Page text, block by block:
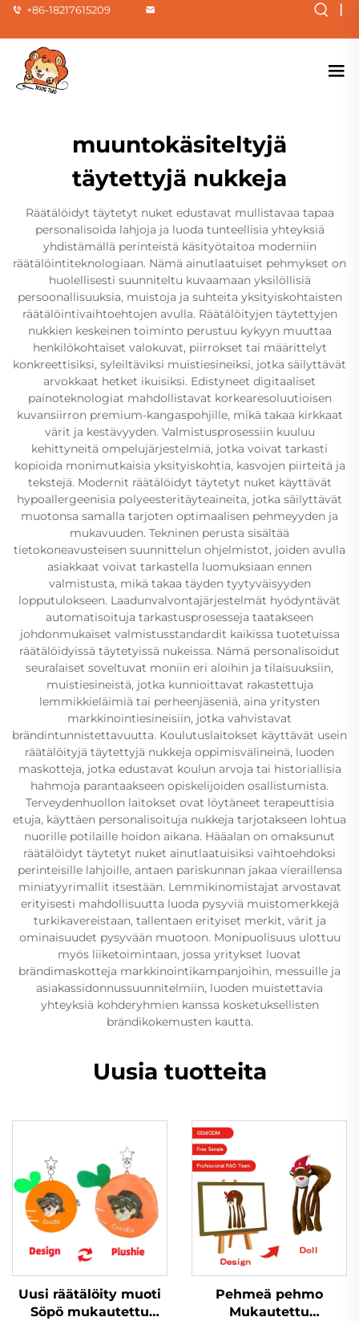
+86-18217615209 |
muuntokäsiteltyjä
täytettyjä nukkeja
Räätälöidyt täytetyt nuket edustavat mullistavaa tapaa
personalisoida lahjoja ja luoda tunteellisia yhteyksiä
yhdistämällä perinteistä käsityötaitoa moderniin
räätälöintiteknologiaan. Nämä ainutlaatuiset pehmykset on
huolellisesti suunniteltu kuvaamaan yksilöllisiä
persoonallisuuksia, muistoja ja suhteita yksityiskohtaisten
räätälöintivaihtoehtojen avulla. Räätälöityjen täytettyjen
nukkien keskeinen toiminto perustuu kykyyn muuttaa
henkilökohtaiset valokuvat, piirrokset tai määrittelyt
konkreettisiksi, syleiltäviksi muistiesineiksi, jotka säilyttävät
arvokkaat hetket ikuisiksi. Edistyneet digitaaliset
painoteknologiat mahdollistavat korkearesoluutioisen
kuvansiirron premium-kangaspohjille, mikä takaa kirkkaat
värit ja kestävyyden. Valmistusprosessiin kuuluu
kehittyneitä ompelujärjestelmiä, jotka voivat tarkasti
kopioida monimutkaisia yksityiskohtia, kasvojen piirteitä ja
tekstejä. Modernit räätälöidyt täytetyt nuket käyttävät
hypoallergeenisia polyeesteritäyteaineita, jotka säilyttävät
muotonsa samalla tarjoten optimaalisen pehmeyyden ja
mukavuuden. Tekninen perusta sisältää
tietokoneavusteisen suunnittelun ohjelmistot, joiden avulla
asiakkaat voivat tarkastella luomuksiaan ennen
valmistusta, mikä takaa täyden tyytyväisyyden
lopputulokseen. Laadunvalvontajärjestelmät hyödyntävät
automatisoituja tarkastusprosesseja taatakseen
johdonmukaiset valmistusstandardit kaikissa tuotetuissa
räätälöidyissä täytetyissä nukeissa. Nämä personalisoidut
seuralaiset soveltuvat moniin eri aloihin ja tilaisuuksiin,
muistiesineistä, jotka kunnioittavat rakastettuja
lemmikkieläimiä tai perheenjäseniä, aina yritysten
markkinointiesineisiin, jotka vahvistavat
brändintunnistettavuutta. Koulutuslaitokset käyttävät usein
räätälöityjä täytettyjä nukkeja oppimisvälineinä, luoden
maskotteja, jotka edustavat koulun arvoja tai historiallisia
hahmoja parantaakseen opiskelijoiden osallistumista.
Terveydenhuollon laitokset ovat löytäneet terapeuttisia
etuja, käyttäen personalisoituja nukkeja tarjotakseen lohtua
nuorille potilaille hoidon aikana. Hääalan on omaksunut
räätälöidyt täytetyt nuket ainutlaatuisiksi vaihtoehdoksi
perinteisille lahjoille, antaen pariskunnan jakaa vieraillensa
miniatyyrimallit itsestään. Lemmikinomistajat arvostavat
erityisesti mahdollisuutta luoda pysyviä muistomerkkejä
turkikavereistaan, tallentaen erityiset merkit, värit ja
ominaisuudet pysyvään muotoon. Monipuolisuus ulottuu
myös liiketoimintaan, jossa yritykset luovat
brändimaskotteja markkinointikampanjoihin, messuille ja
asiakassidonnussuunnitelmiin, luoden muistettavia
yhteyksiä kohderyhmien kanssa kosketuksellisten
brändikokemusten kautta.
Uusia tuotteita
Uusi räätälöity muoti
Söpö mukautettu
Pehmeä pehmo
Mukautettu